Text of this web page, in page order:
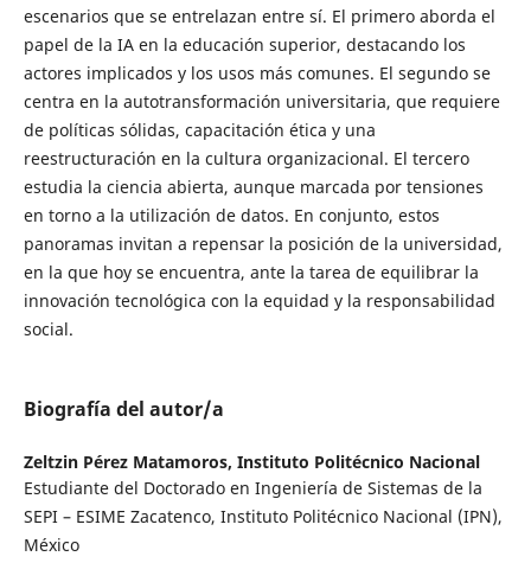
escenarios que se entrelazan entre sí. El primero aborda el
papel de la IA en la educación superior, destacando los
actores implicados y los usos más comunes. El segundo se
centra en la autotransformación universitaria, que requiere
de políticas sólidas, capacitación ética y una
reestructuración en la cultura organizacional. El tercero
estudia la ciencia abierta, aunque marcada por tensiones
en torno a la utilización de datos. En conjunto, estos
panoramas invitan a repensar la posición de la universidad,
en la que hoy se encuentra, ante la tarea de equilibrar la
innovación tecnológica con la equidad y la responsabilidad
social.
Biografía del autor/a
Zeltzin Pérez Matamoros, Instituto Politécnico Nacional
Estudiante del Doctorado en Ingeniería de Sistemas de la
SEPI – ESIME Zacatenco, Instituto Politécnico Nacional (IPN),
México